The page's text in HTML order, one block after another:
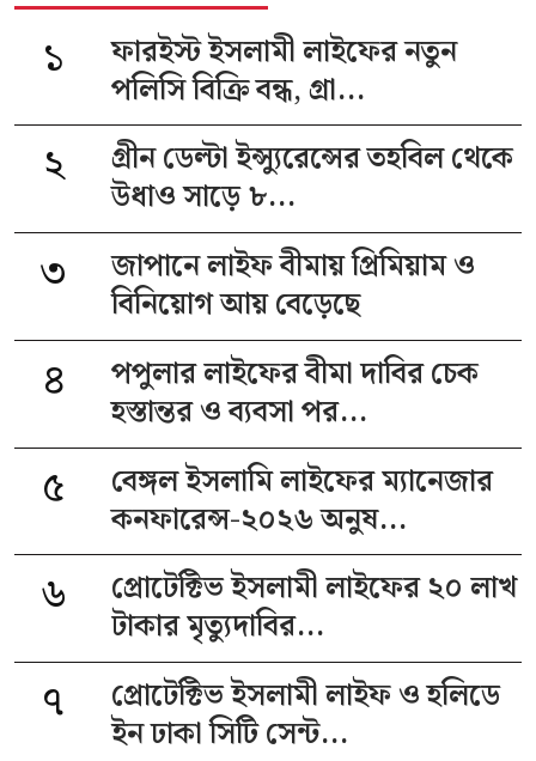
১
ফারইস্ট ইসলামী লাইফের নতুন
পলিসি বিক্রি বন্ধ, গ্রা...
২
গ্রীন ডেল্টা ইন্স্যুরেন্সের তহবিল থেকে
উধাও সাড়ে ৮...
৩
জাপানে লাইফ বীমায় প্রিমিয়াম ও
বিনিয়োগ আয় বেড়েছে
৪
পপুলার লাইফের বীমা দাবির চেক
হস্তান্তর ও ব্যবসা পর...
৫
বেঙ্গল ইসলামি লাইফের ম্যানেজার
কনফারেন্স-২০২৬ অনুষ...
৬
প্রোটেক্টিভ ইসলামী লাইফের ২০ লাখ
টাকার মৃত্যুদাবির...
৭
প্রোটেক্টিভ ইসলামী লাইফ ও হলিডে
ইন ঢাকা সিটি সেন্ট...